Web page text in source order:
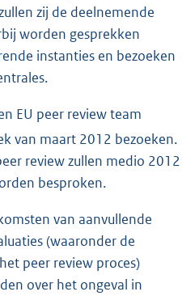
zij de deelnemende
worden gesprekken
instanties en bezoeken
EU peer review team
van maart 2012 bezoeken.
review zullen medio 2012
besproken.
van aanvullende
(waaronder de
peer review proces)
over het ongeval in